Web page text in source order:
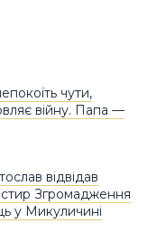
чути,
війну. Папа —
відвідав
Згромадження
у Микуличині